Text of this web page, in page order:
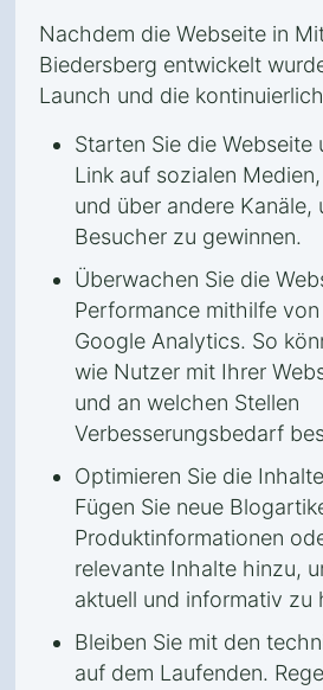
Nachdem die Webseite in
Biedersberg entwickelt
Launch und die
Starten Sie die Webseite
Link auf sozialen
und über andere Kanäle,
Besucher zu gewinnen.
Überwachen Sie die
Performance mithilfe
Google Analytics. So
wie Nutzer mit Ihrer
und an welchen Stellen
Verbesserungsbedarf
Optimieren Sie die
Fügen Sie neue
Produktinformationen
relevante Inhalte hinzu,
aktuell und informativ zu
Bleiben Sie mit den
auf dem Laufenden.